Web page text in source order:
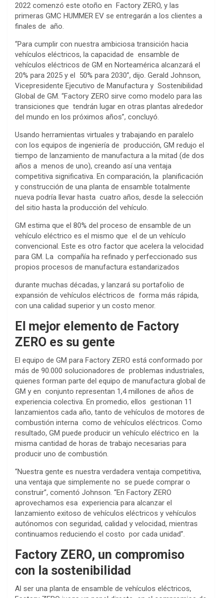
2022 comenzó este otoño en Factory ZERO, y las
primeras GMC HUMMER EV se entregarán a los clientes a
finales de año.
“Para cumplir con nuestra ambiciosa transición hacia
vehículos eléctricos, la capacidad de ensamble de
vehículos eléctricos de GM en Norteamérica alcanzará el
20% para 2025 y el 50% para 2030”, dijo. Gerald Johnson,
Vicepresidente Ejecutivo de Manufactura y Sostenibilidad
Global de GM. “Factory ZERO sirve como modelo para las
transiciones que tendrán lugar en otras plantas alrededor
del mundo en los próximos años”, concluyó.
Usando herramientas virtuales y trabajando en paralelo
con los equipos de ingeniería de producción, GM redujo el
tiempo de lanzamiento de manufactura a la mitad (de dos
años a menos de uno), creando así una ventaja
competitiva significativa. En comparación, la planificación
y construcción de una planta de ensamble totalmente
nueva podría llevar hasta cuatro años, desde la selección
del sitio hasta la producción del vehículo.
GM estima que el 80% del proceso de ensamble de un
vehículo eléctrico es el mismo que el de un vehículo
convencional. Este es otro factor que acelera la velocidad
para GM. La compañía ha refinado y perfeccionado sus
propios procesos de manufactura estandarizados
durante muchas décadas, y lanzará su portafolio de
expansión de vehículos eléctricos de forma más rápida,
con una calidad superior y un costo menor.
El mejor elemento de Factory
ZERO es su gente
El equipo de GM para Factory ZERO está conformado por
más de 90.000 solucionadores de problemas industriales,
quienes forman parte del equipo de manufactura global de
GM y en conjunto representan 1,4 millones de años de
experiencia colectiva. En promedio, ellos gestionan 11
lanzamientos cada año, tanto de vehículos de motores de
combustión interna como de vehículos eléctricos. Como
resultado, GM puede producir un vehículo eléctrico en la
misma cantidad de horas de trabajo necesarias para
producir uno de combustión.
“Nuestra gente es nuestra verdadera ventaja competitiva,
una ventaja que simplemente no se puede comprar o
construir”, comentó Johnson. “En Factory ZERO
aprovechamos esa experiencia para alcanzar el
lanzamiento exitoso de vehículos eléctricos y vehículos
autónomos con seguridad, calidad y velocidad, mientras
continuamos reduciendo el costo por cada unidad”.
Factory ZERO, un compromiso
con la sostenibilidad
Al ser una planta de ensamble de vehículos eléctricos,